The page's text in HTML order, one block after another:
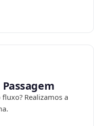
Realizamos a